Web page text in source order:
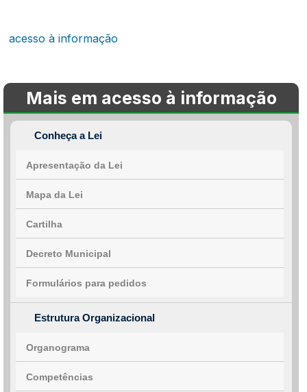
acesso à informação
Mais em acesso à informação
Conheça a Lei
Apresentação da Lei
Mapa da Lei
Cartilha
Decreto Municipal
Formulários para pedidos
Estrutura Organizacional
Organograma
Competências